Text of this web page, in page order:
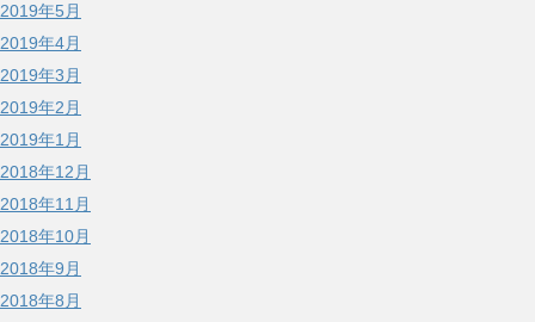
2019年5月
2019年4月
2019年3月
2019年2月
2019年1月
2018年12月
2018年11月
2018年10月
2018年9月
2018年8月